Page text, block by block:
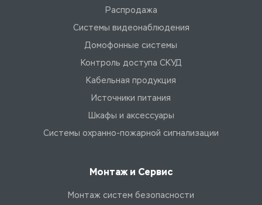
Распродажа
Системы видеонаблюдения
Домофонные системы
Контроль доступа СКУД
Кабельная продукция
Источники питания
Шкафы и аксессуары
Системы охранно-пожарной сигнализации
Монтаж и Сервис
Монтаж систем безопасности